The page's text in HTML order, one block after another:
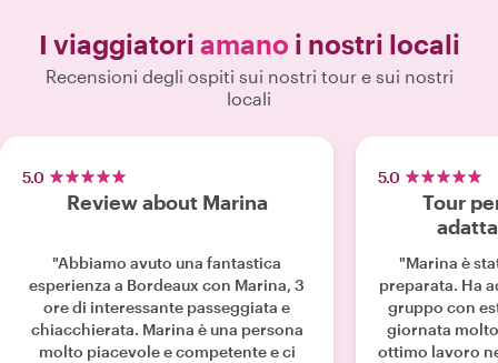
I viaggiatori amano i nostri locali
Recensioni degli ospiti sui nostri tour e sui nostri
locali
5.0
Review about Marina
"Abbiamo avuto una fantastica
esperienza a Bordeaux con Marina, 3
ore di interessante passeggiata e
chiacchierata. Marina è una persona
molto piacevole e competente e ci
5.0
Tour
"Marina è
preparata. Ha
gruppo con
giornata
ottimo lavoro